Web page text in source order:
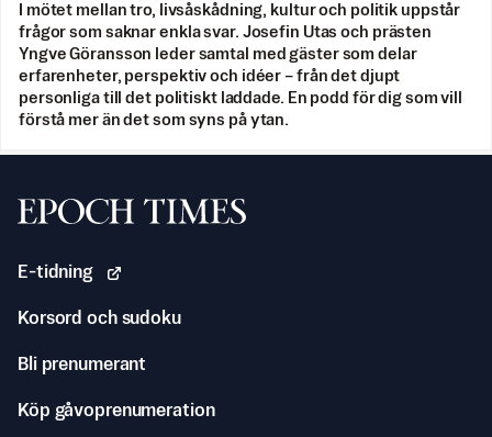
I mötet mellan tro, livsåskådning, kultur och politik uppstår
frågor som saknar enkla svar. Josefin Utas och prästen
Yngve Göransson leder samtal med gäster som delar
erfarenheter, perspektiv och idéer – från det djupt
personliga till det politiskt laddade. En podd för dig som vill
förstå mer än det som syns på ytan.
Svenska Epoch Times
E-tidning
Korsord och sudoku
Bli prenumerant
Köp gåvoprenumeration